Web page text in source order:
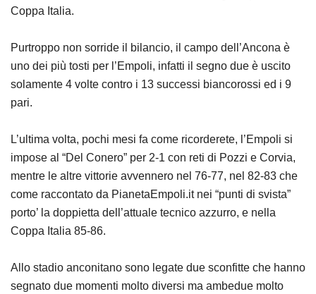
Coppa Italia.
Purtroppo non sorride il bilancio, il campo dell’Ancona è
uno dei più tosti per l’Empoli, infatti il segno due è uscito
solamente 4 volte contro i 13 successi biancorossi ed i 9
pari.
L’ultima volta, pochi mesi fa come ricorderete, l’Empoli si
impose al “Del Conero” per 2-1 con reti di Pozzi e Corvia,
mentre le altre vittorie avvennero nel 76-77, nel 82-83 che
come raccontato da PianetaEmpoli.it nei “punti di svista”
porto’ la doppietta dell’attuale tecnico azzurro, e nella
Coppa Italia 85-86.
Allo stadio anconitano sono legate due sconfitte che hanno
segnato due momenti molto diversi ma ambedue molto